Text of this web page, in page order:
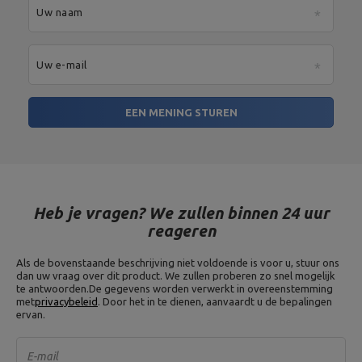
Uw naam
Uw e-mail
EEN MENING STUREN
Heb je vragen? We zullen binnen 24 uur
reageren
Als de bovenstaande beschrijving niet voldoende is voor u, stuur ons
dan uw vraag over dit product. We zullen proberen zo snel mogelijk
te antwoorden.De gegevens worden verwerkt in overeenstemming
metprivacybeleid . Door het in te dienen, aanvaardt u de bepalingen
ervan.
E-mail